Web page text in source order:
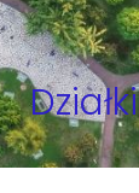
Działki